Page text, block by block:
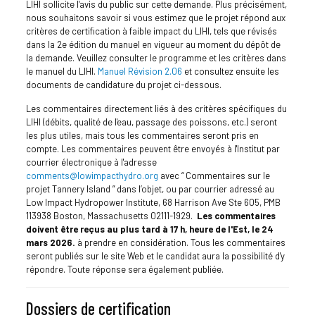
LIHI sollicite l'avis du public sur cette demande. Plus précisément,
nous souhaitons savoir si vous estimez que le projet répond aux
critères de certification à faible impact du LIHI, tels que révisés
dans la 2e édition du manuel en vigueur au moment du dépôt de
la demande. Veuillez consulter le programme et les critères dans
le manuel du LIHI. Manuel Révision 2.06 et consultez ensuite les
documents de candidature du projet ci-dessous.
Les commentaires directement liés à des critères spécifiques du
LIHI (débits, qualité de l'eau, passage des poissons, etc.) seront
les plus utiles, mais tous les commentaires seront pris en
compte. Les commentaires peuvent être envoyés à l'Institut par
courrier électronique à l'adresse
comments@lowimpacthydro.org avec “ Commentaires sur le
projet Tannery Island ” dans l’objet, ou par courrier adressé au
Low Impact Hydropower Institute, 68 Harrison Ave Ste 605, PMB
113938 Boston, Massachusetts 02111-1929. Les commentaires
doivent être reçus au plus tard à 17 h, heure de l'Est, le 24
mars 2026. à prendre en considération. Tous les commentaires
seront publiés sur le site Web et le candidat aura la possibilité d'y
répondre. Toute réponse sera également publiée.
Dossiers de certification